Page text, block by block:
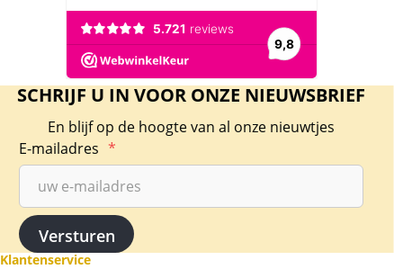
SCHRIJF U IN VOOR ONZE NIEUWSBRIEF
En blijf op de hoogte van al onze nieuwtjes
E-mailadres *
Klantenservice